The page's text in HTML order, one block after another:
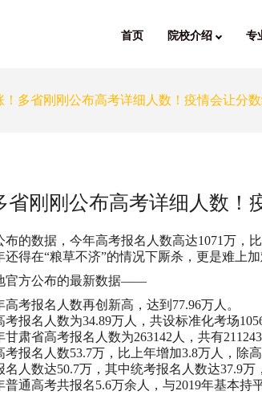
首页 院校介绍 专
！多省刚刚公布高考详细人数！疫情会让分数
省刚刚公布高考详细人数！
布的数据，今年高考报名人数高达1071万，
还得在“粮草不济”的情况下厮杀，更是难上加
官方公布的最新数据——
高考报名人数再创新高，达到77.96万人。
考报名人数为34.89万人，共设标准化考场
甘肃省高考报名人数为263142人，共有
考报名人数53.7万，比上年增加3.8万人，除
名人数达50.7万，其中统考报名人数达37.9万
普通高考共报名5.6万余人，与2019年基本持平